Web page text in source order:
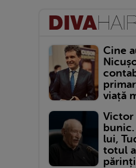
Cine
viață
Victor
lui,
totul